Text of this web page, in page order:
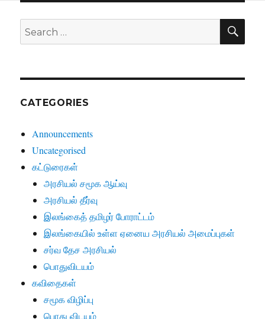
Search
for:
CATEGORIES
Announcements
Uncategorised
கட்டுரைகள்
அரசியல் சமூக ஆய்வு
அரசியல் தீர்வு
இலங்கைத் தமிழர் போராட்டம்
இலங்கையில் உள்ள ஏனைய அரசியல் அமைப்புகள்
சர்வ தேச அரசியல்
பொதுவிடயம்
கவிதைகள்
சமூக விழிப்பு
பொது விடயம்